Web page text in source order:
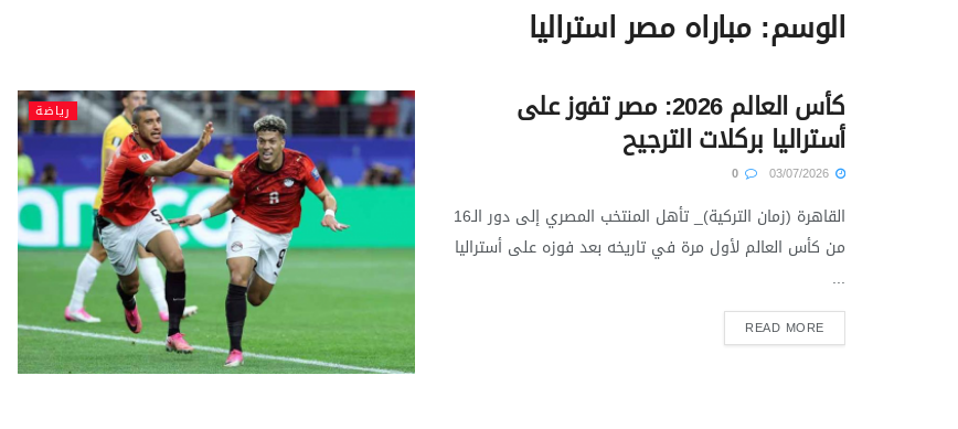
الوسم:مباراه مصر استراليا
رياضة كأس العالم 2026: مصر تفوز على
أستراليا بركلات الترجيح
القاهرة (زمان التركية)_ تأهل المنتخب المصري إلى دور الـ16
من كأس العالم لأول مرة في تاريخه بعد فوزه على أستراليا
...
READ MORE